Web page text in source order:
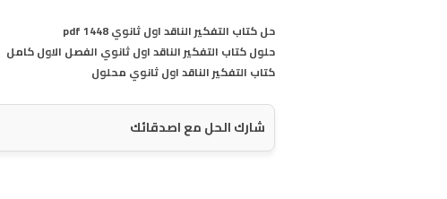
حل كتاب التفكير الناقد اول ثانوي pdf 1448
حلول كتاب التفكير الناقد اول ثانوي الفصل الاول كامل
كتاب التفكير الناقد اول ثانوي محلول
شارك الحل مع اصدقائك